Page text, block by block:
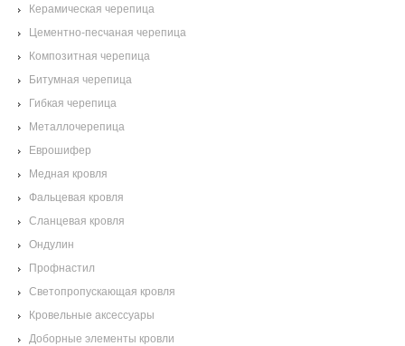
Керамическая черепица
Цементно-песчаная черепица
Композитная черепица
Битумная черепица
Гибкая черепица
Металлочерепица
Еврошифер
Медная кровля
Фальцевая кровля
Сланцевая кровля
Ондулин
Профнастил
Светопропускающая кровля
Кровельные аксессуары
Доборные элементы кровли